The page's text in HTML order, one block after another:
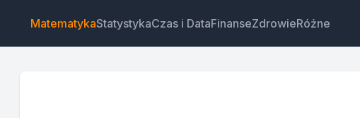
MatematykaStatystykaCzas i DataFinanseZdrowieRóżne